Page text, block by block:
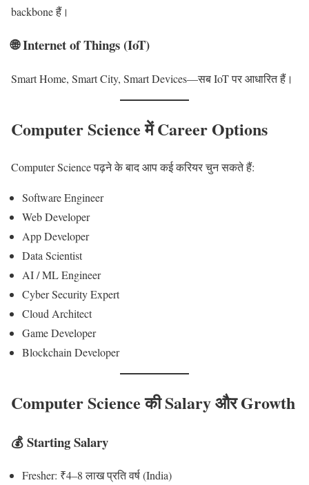
backbone हैं।
🌐 Internet of Things (IoT)
Smart Home, Smart City, Smart Devices—सब IoT पर आधारित हैं।
Computer Science में Career Options
Computer Science पढ़ने के बाद आप कई करियर चुन सकते हैं:
Software Engineer
Web Developer
App Developer
Data Scientist
AI / ML Engineer
Cyber Security Expert
Cloud Architect
Game Developer
Blockchain Developer
Computer Science की Salary और Growth
💰 Starting Salary
Fresher: ₹4–8 लाख प्रति वर्ष (India)